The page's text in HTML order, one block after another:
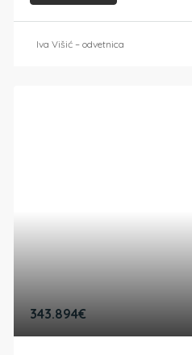
Iva Višić – odvetnica
343.894€